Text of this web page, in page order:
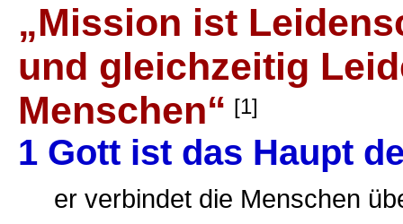
„Mission ist
und gleichzeitig
Menschen“ [1]
1 Gott ist das Haupt
er verbindet die Menschen